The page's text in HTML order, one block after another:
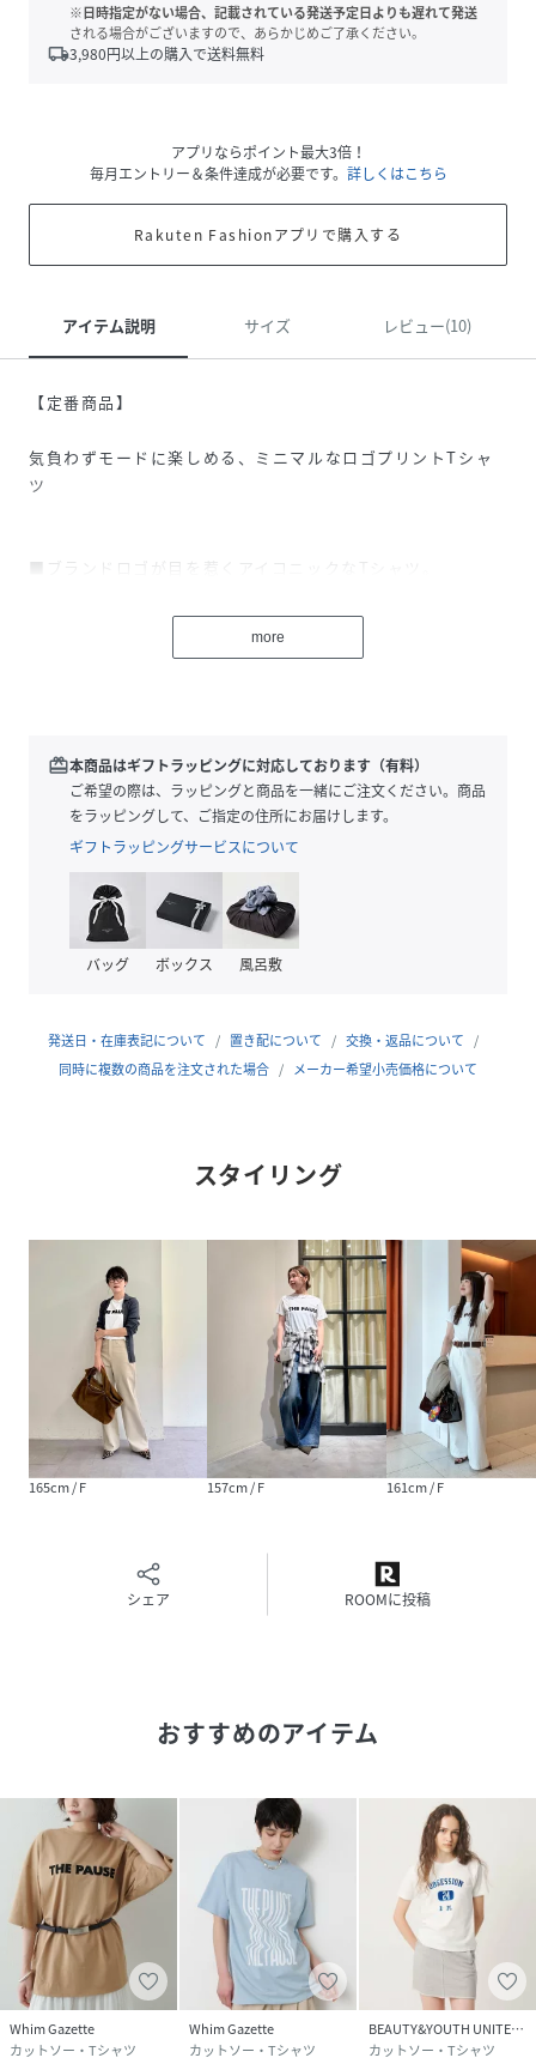
※日時指定がない場合、記載されている発送予定日よりも遅れて発送
される場合がございますので、あらかじめご了承ください。
local_shipping3,980円以上の購入で送料無料
アプリならポイント最大3倍！
毎月エントリー＆条件達成が必要です。 詳しくはこちら
Rakuten Fashionアプリで購入する
アイテム説明 サイズ レビュー(10)
【定番商品】
気負わずモードに楽しめる、ミニマルなロゴプリントTシャ
ツ
■ブランドロゴが目を惹くアイコニックなTシャツ。
■大人のスタイリングに馴染む、ラフ見えしすぎないコンパ
【COLOR】
オフホワイト：ベーシックに使えるオフホワイト。
チャコールグレー：大人も着こなしやすい、カジュアル感を
抑えたダークグレー。
ライトベージュ：ラフ見えを抑えてくれる優しいライトベー
ジュ。
ホワイトその他2：ロゴが主張しすぎず大人も着やすい、中
抜きロゴ×ホワイトボディ。
レッド：中抜きロゴでハードな印象を抑えた鮮やかなレッ
ブラックその他1：グレーのロゴが自然に馴染むシックなブ
ラック。
※オフホワイト、ホワイトその他1、ホワイトその他2のボデ
ィカラーはすべて同じカラーです。
----------------------------------------------------
- THE PAUSE(ザ ポーズ) -
流行を自分らしい発想で切り取ってコーディネートを遊ぶ。
色のグラデーション、ヴィンテージ感漂うワークアイテ
ム・・・ ギャラリーのようなクローゼットの中から 組み合
わせをデザインするようにファッションを楽しむ。
そんな、自由なライフスタイルをもつ大人の女性にむけて 新
しい感覚のカジュアルスタイルを提案します。
more
redeem本商品はギフトラッピングに対応しております（有料）
ご希望の際は、ラッピングと商品を一緒にご注文ください。商品
をラッピングして、ご指定の住所にお届けします。
ギフトラッピングサービスについて
バッグ ボックス 風呂敷
発送日・在庫表記について 置き配について
交換・返品について
同時に複数の商品を注文された場合
メーカー希望小売価格について
スタイリング
165cm / F 157cm / F 161cm / F
シェア ROOMに投稿
おすすめのアイテム
Whim Gazette
カットソー・Tシャツ
Whim Gazette
カットソー・Tシャツ
BEAUTY&YOUTH UNITED ARROWS
カットソー・Tシャツ